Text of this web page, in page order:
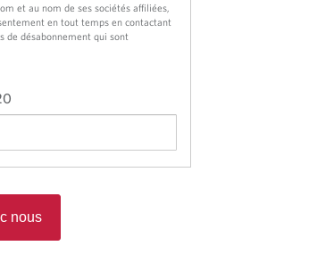
et au nom de ses sociétés affiliées,
en tout temps en contactant
de désabonnement qui sont
nous